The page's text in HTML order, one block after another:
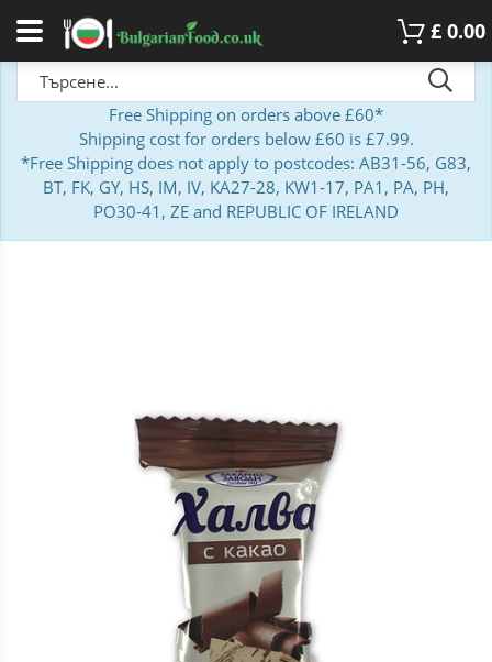
£ 0.00
Free Shipping on orders above £60*
Shipping cost for orders below £60 is £7.99.
*Free Shipping does not apply to postcodes: AB31-56, G83,
BT, FK, GY, HS, IM, IV, KA27-28, KW1-17, PA1, PA, PH,
PO30-41, ZE and REPUBLIC OF IRELAND